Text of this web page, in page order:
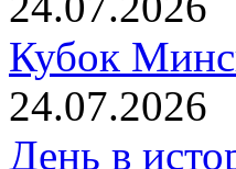
Кубок
24.07.2026
День в